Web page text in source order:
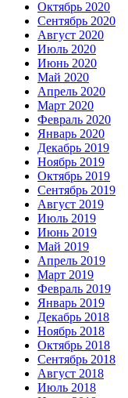
Октябрь 2020
Сентябрь 2020
Август 2020
Июль 2020
Июнь 2020
Май 2020
Апрель 2020
Март 2020
Февраль 2020
Январь 2020
Декабрь 2019
Ноябрь 2019
Октябрь 2019
Сентябрь 2019
Август 2019
Июль 2019
Июнь 2019
Май 2019
Апрель 2019
Март 2019
Февраль 2019
Январь 2019
Декабрь 2018
Ноябрь 2018
Октябрь 2018
Сентябрь 2018
Август 2018
Июль 2018